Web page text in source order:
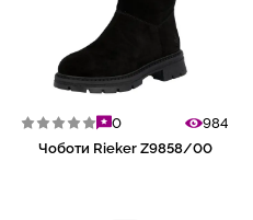
0
984
Чоботи Rieker Z9858/00